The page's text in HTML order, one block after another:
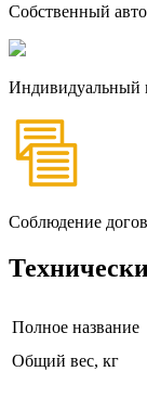
Собственный
Индивидуальный
Соблюдение
Полное название
Общий вес, кг